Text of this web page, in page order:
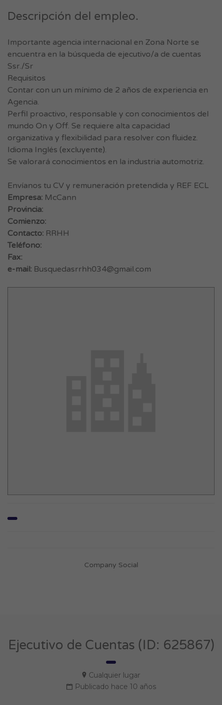
Descripción del empleo.
Importante agencia internacional en Zona Norte se
encuentra en la búsqueda de ejecutivo/a de cuentas
Ssr./Sr
Requisitos
Contar con un un mínimo de 2 años de experiencia en
Agencia.
Perfil proactivo, responsable y con conocimientos del
mundo On y Off. Se requiere alta capacidad
organizativa y flexibilidad para resolver con fluidez.
Idioma Inglés (excluyente).
Se valorará conocimientos en la industria automotriz.
Envíanos tu CV y remuneración pretendida y REF ECL
Empresa: McCann
Provincia:
Comienzo:
Contacto: RRHH
Teléfono:
Fax:
e-mail: Busquedasrrhh034@gmail.com
Company Social
Ejecutivo de Cuentas (ID: 625867)
Cualquier lugar
Publicado hace 10 años